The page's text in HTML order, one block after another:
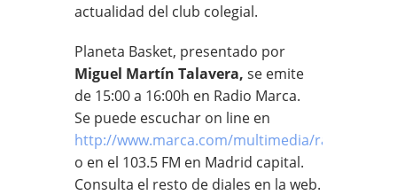
actualidad del club colegial.
Planeta Basket, presentado por
Miguel Martín Talavera, se emite
de 15:00 a 16:00h en Radio Marca.
Se puede escuchar on line en
http://www.marca.com/multimedia/radiomarca/
o en el 103.5 FM en Madrid capital.
Consulta el resto de diales en la web.